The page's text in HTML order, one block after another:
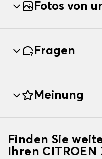
Fotos von
Fragen
Meinung
Finden Sie
Ihren CITROEN